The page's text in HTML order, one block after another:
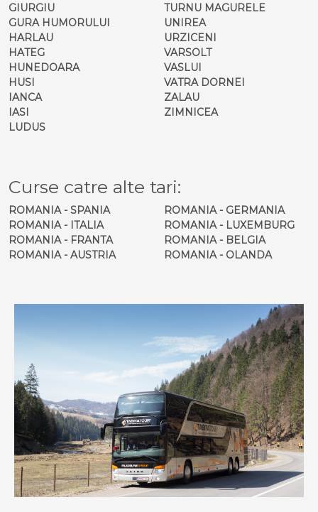
GIURGIU
GURA HUMORULUI
HARLAU
HATEG
HUNEDOARA
HUSI
IANCA
IASI
LUDUS
TURNU MAGURELE
UNIREA
URZICENI
VARSOLT
VASLUI
VATRA DORNEI
ZALAU
ZIMNICEA
Curse catre alte tari:
ROMANIA - SPANIA
ROMANIA - ITALIA
ROMANIA - FRANTA
ROMANIA - AUSTRIA
ROMANIA - GERMANIA
ROMANIA - LUXEMBURG
ROMANIA - BELGIA
ROMANIA - OLANDA